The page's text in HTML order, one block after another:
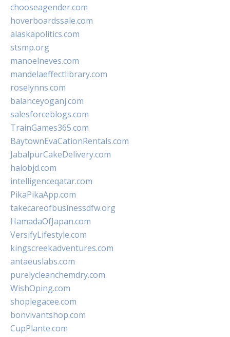
chooseagender.com
hoverboardssale.com
alaskapolitics.com
stsmp.org
manoelneves.com
mandelaeffectlibrary.com
roselynns.com
balanceyoganj.com
salesforceblogs.com
TrainGames365.com
BaytownEvaCationRentals.com
JabalpurCakeDelivery.com
halobjd.com
intelligenceqatar.com
PikaPikaApp.com
takecareofbusinessdfw.org
HamadaOfJapan.com
VersifyLifestyle.com
kingscreekadventures.com
antaeuslabs.com
purelycleanchemdry.com
WishOping.com
shoplegacee.com
bonvivantshop.com
CupPlante.com